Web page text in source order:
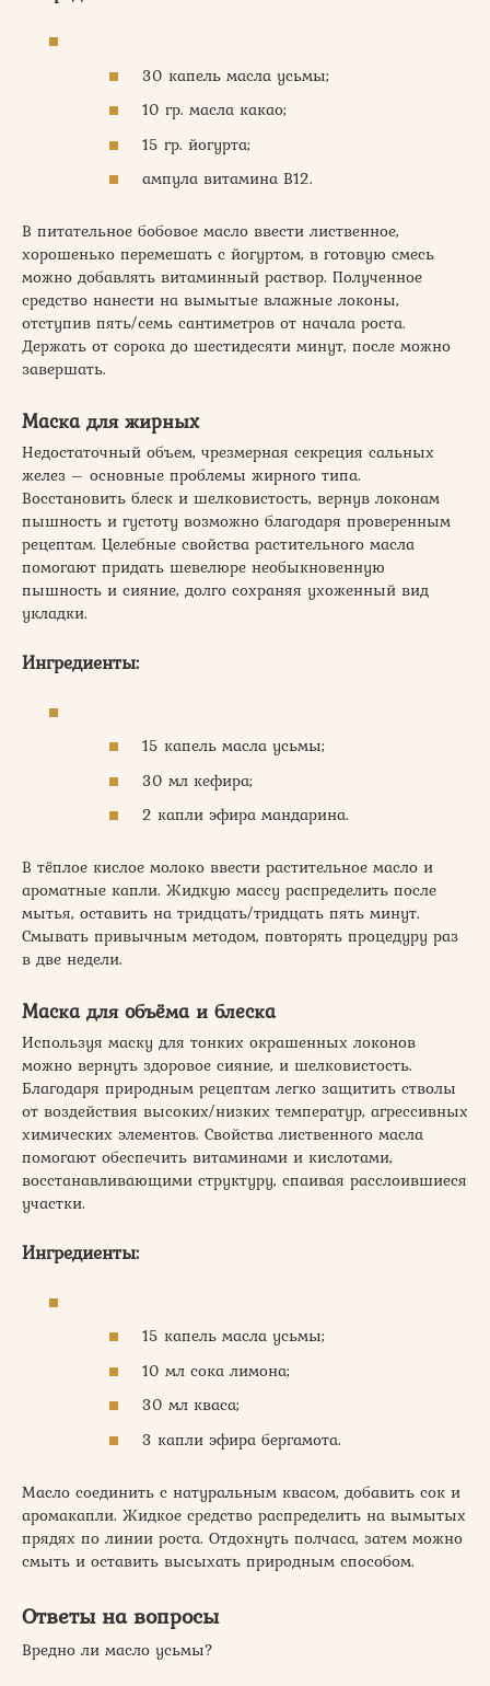
30 капель масла усьмы;
10 гр. масла какао;
15 гр. йогурта;
ампула витамина В12.
В питательное бобовое масло ввести лиственное,
хорошенько перемешать с йогуртом, в готовую смесь
можно добавлять витаминный раствор. Полученное
средство нанести на вымытые влажные локоны,
отступив пять/семь сантиметров от начала роста.
Держать от сорока до шестидесяти минут, после можно
завершать.
Маска для жирных
Недостаточный объем, чрезмерная секреция сальных
желез – основные проблемы жирного типа.
Восстановить блеск и шелковистость, вернув локонам
пышность и густоту возможно благодаря проверенным
рецептам. Целебные свойства растительного масла
помогают придать шевелюре необыкновенную
пышность и сияние, долго сохраняя ухоженный вид
укладки.
Ингредиенты:
15 капель масла усьмы;
30 мл кефира;
2 капли эфира мандарина.
В тёплое кислое молоко ввести растительное масло и
ароматные капли. Жидкую массу распределить после
мытья, оставить на тридцать/тридцать пять минут.
Смывать привычным методом, повторять процедуру раз
в две недели.
Маска для объёма и блеска
Используя маску для тонких окрашенных локонов
можно вернуть здоровое сияние, и шелковистость.
Благодаря природным рецептам легко защитить стволы
от воздействия высоких/низких температур, агрессивных
химических элементов. Свойства лиственного масла
помогают обеспечить витаминами и кислотами,
восстанавливающими структуру, спаивая расслоившиеся
участки.
Ингредиенты:
15 капель масла усьмы;
10 мл сока лимона;
30 мл кваса;
3 капли эфира бергамота.
Масло соединить с натуральным квасом, добавить сок и
аромакапли. Жидкое средство распределить на вымытых
прядях по линии роста. Отдохнуть полчаса, затем можно
смыть и оставить высыхать природным способом.
Ответы на вопросы
Вредно ли масло усьмы?